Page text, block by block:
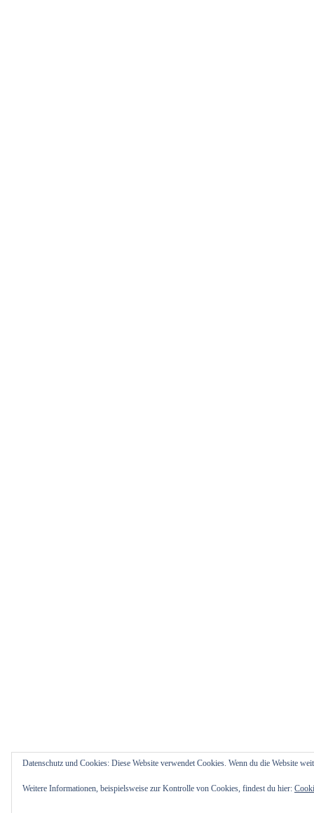
Datenschutz und Cookies: Diese Website verwendet Cookies. Wenn du die Website
Weitere Informationen, beispielsweise zur Kontrolle von Cookies, findest du hier: